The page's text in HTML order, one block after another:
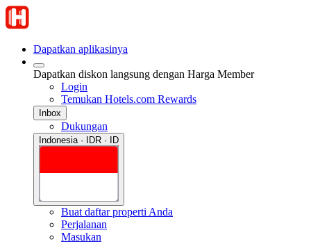
Dapatkan aplikasinya
Dapatkan diskon langsung dengan Harga Member
Login
Temukan Hotels.com Rewards
Inbox
Dukungan
Indonesia · IDR · ID
Buat daftar properti Anda
Perjalanan
Masukan